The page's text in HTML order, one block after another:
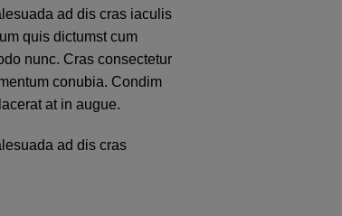
ad dis cras iaculis
quis dictumst cum
nunc. Cras consectetur
conubia. Condim
at in augue.
ad dis cras